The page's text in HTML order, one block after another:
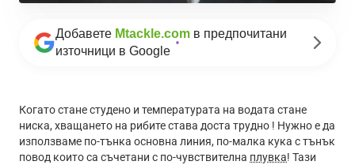
Добавете Mtackle.com в предпочитани
източници в Google
Когато стане студено и температурата на водата стане
ниска, хващането на рибите става доста трудно ! Нужно е да
използваме по-тънка основна линия, по-малка кука с тънък
повод които са съчетани с по-чувствителна плувка! Тази